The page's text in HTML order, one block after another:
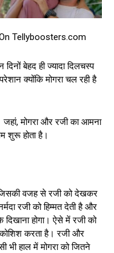
Tellyboosters.com
बेहद ही ज्यादा दिलचस्प
क्योंकि मोगरा चल रही है
जहां, मोगरा और रजी का आमना
शुरू होता है।
वजह से रजी को देखकर
रजी को हिम्मत देती है और
होगा। ऐसे में रजी को
कोशिश करता है। रजी और
भी हाल में मोगरा को जितने